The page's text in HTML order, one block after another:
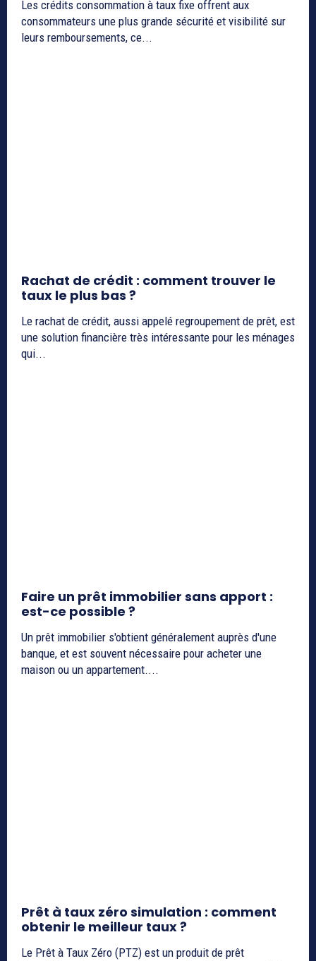
Les crédits consommation à taux fixe offrent aux
consommateurs une plus grande sécurité et visibilité sur
leurs remboursements, ce...
Rachat de crédit : comment trouver le
taux le plus bas ?
Le rachat de crédit, aussi appelé regroupement de prêt, est
une solution financière très intéressante pour les ménages
qui...
Faire un prêt immobilier sans apport :
est-ce possible ?
Un prêt immobilier s'obtient généralement auprès d'une
banque, et est souvent nécessaire pour acheter une
maison ou un appartement....
Prêt à taux zéro simulation : comment
obtenir le meilleur taux ?
Le Prêt à Taux Zéro (PTZ) est un produit de prêt